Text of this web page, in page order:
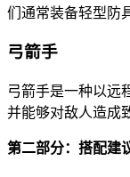
们通常装备轻型防
弓箭手
弓箭手是一种以远
并能够对敌人造成
第二部分：搭配建